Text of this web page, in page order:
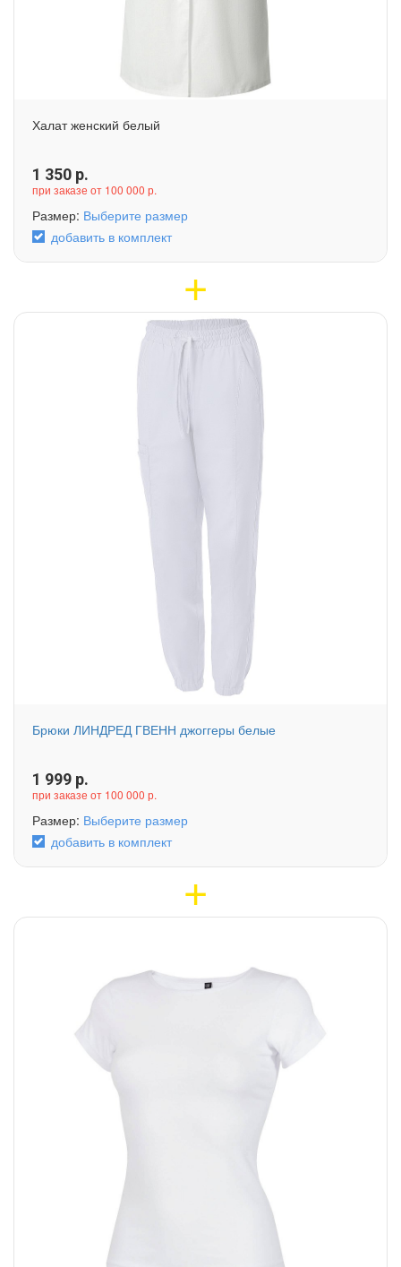
Халат женский белый
1 350 р.
при заказе от 100 000 р.
Размер: Выберите размер
добавить в комплект
Брюки ЛИНДРЕД ГВЕНН джоггеры белые
1 999 р.
при заказе от 100 000 р.
Размер: Выберите размер
добавить в комплект